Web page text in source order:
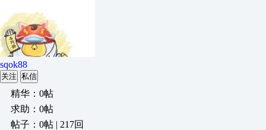
sqok88
关注 私信
精华：0帖
求助：0帖
帖子：0帖 | 217回